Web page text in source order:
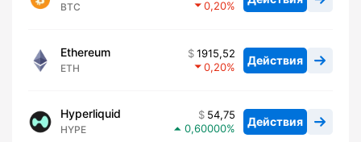
BTC
0,20
Ethereum
ETH
1915,52
0,20
Действия
Hyperliquid
HYPE
54,75
0,60000
Действия